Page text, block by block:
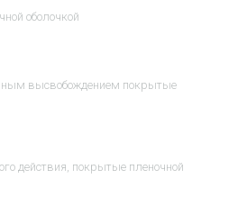
оболочкой
высвобождением покрытые
действия, покрытые пленочной